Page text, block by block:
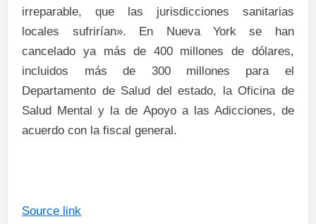
irreparable, que las jurisdicciones sanitarias
locales sufrirían». En Nueva York se han
cancelado ya más de 400 millones de dólares,
incluidos más de 300 millones para el
Departamento de Salud del estado, la Oficina de
Salud Mental y la de Apoyo a las Adicciones, de
acuerdo con la fiscal general.
Source link